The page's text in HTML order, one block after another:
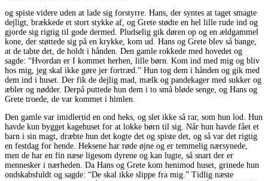
og spiste videre uden at lade sig forstyrre. Hans, der syntes at taget smagte
dejligt, brækkede et stort stykke af, og Grete stødte en hel lille rude ind og
gjorde sig rigtig til gode dermed. Pludselig gik døren op og en ældgammel
kone, der støttede sig på en krykke, kom ud. Hans og Grete blev så bange,
at de tabte det, de holdt i hånden. Den gamle rokkede med hovedet og
sagde: “Hvordan er I kommet herhen, lille børn. Kom ind med mig og bliv
hos mig, jeg skal ikke gøre jer fortræd.” Hun tog dem i hånden og gik med
dem ind i huset. Der fik de dejlig mad, mælk og pandekager med sukker og
æbler og nødder. Derpå puttede hun dem i to små bløde senge, og Hans og
Grete troede, de var kommet i himlen.
Den gamle var imidlertid en ond heks, og slet ikke så rar, som hun lod. Hun
havde kun bygget kagehuset for at lokke børn til sig. Når hun havde fået et
barn i sin magt, dræbte hun det kogte det og spiste det, og så var det rigtig
en festdag for hende. Heksene har røde øjne og er temmelig nærsynede,
men de har en fin næse ligesom dyrene og kan lugte, så snart der er
mennesker i nærheden. Da Hans og Grete kom henimod huset, grinede hun
ondskabsfuldt og sagde: “De skal ikke slippe fra mig.” Tidlig næste